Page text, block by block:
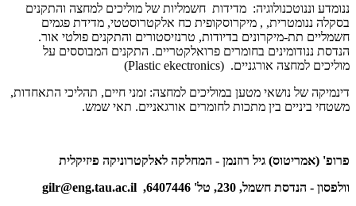
ננומדע וננוטכנולוגיה: מדידות חשמליות של מוליכים למחצה והתקנים
בסקלה ננומטרית, , מיקרוסקופית כח אלקטרוסטטי, מדידת פגמים
חשמליים תת-מיקרונים בדיודות, טרנזיסטורים והתקנים פולטי אור.
הנדסת ננודומינים בחומרים פרואלקטריים. התקנים המבוססים על
מוליכים למחצה אורגניים. (Plastic ekectronics)
דינמיקה של נושאי מטען במוליכים למחצה: זמני חיים, תהליכי התאחדות,
משטחי ביניים בין מתכות לחומרים אורגאניים. תאי שמש.
פרופ' (אמריטוס) גיל רוזנמן - המחלקה לאלקטרוניקה פיזיקלית
וולפסון - הנדסת חשמל, 230, טל' 6407446,
gilr@eng.tau.ac.il